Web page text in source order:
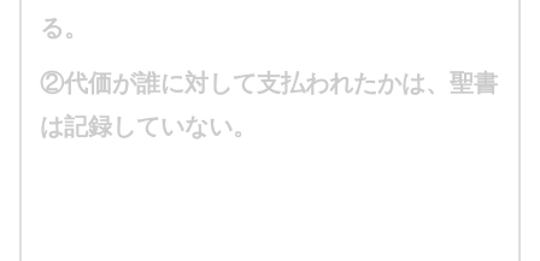
る。
②代価が誰に対して支払われたかは、聖書
は記録していない。